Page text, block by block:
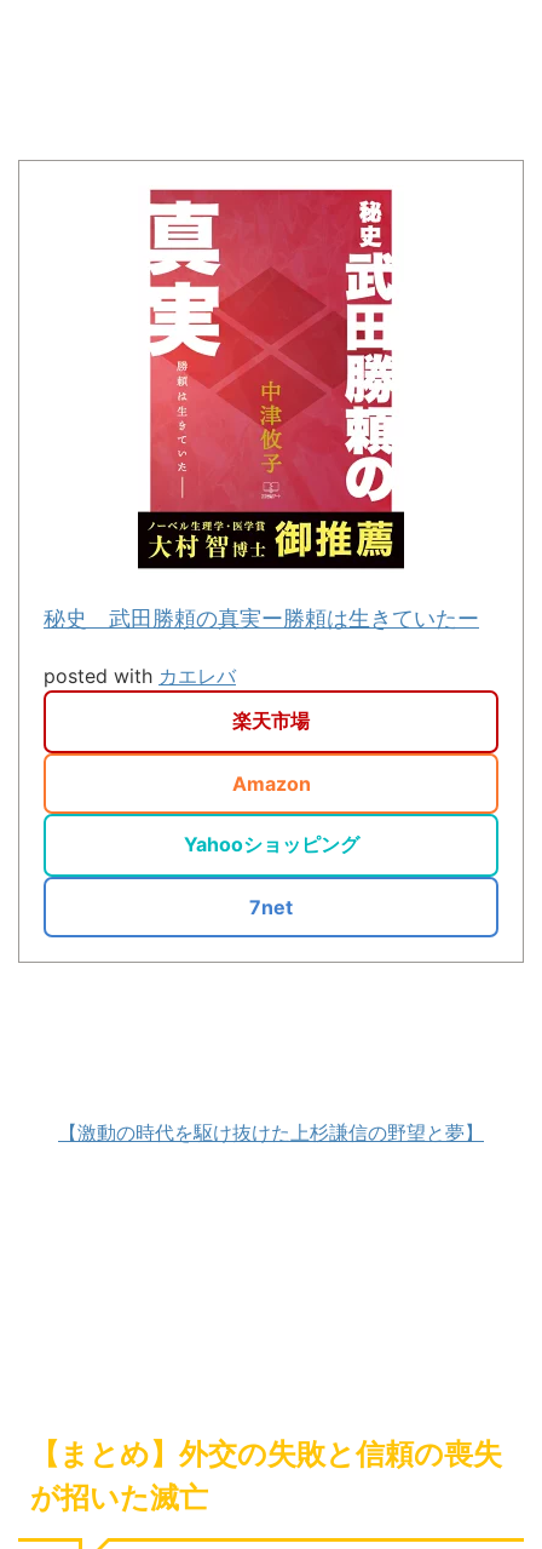
秘史 武田勝頼の真実ー勝頼は生きていたー
posted with カエレバ
楽天市場
Amazon
Yahooショッピング
7net
【激動の時代を駆け抜けた上杉謙信の野望と夢】
【まとめ】外交の失敗と信頼の喪失
が招いた滅亡